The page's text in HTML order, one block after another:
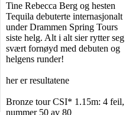
Tine Rebecca Berg og hesten
Tequila debuterte internasjonalt
under Drammen Spring Tours
siste helg. Alt i alt sier rytter seg
svært fornøyd med debuten og
helgens runder!
her er resultatene
Bronze tour CSI* 1.15m: 4 feil,
nummer 50 av 80